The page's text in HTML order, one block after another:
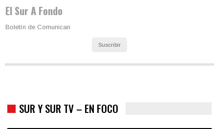
El Sur A Fondo
Boletín de Comunican
Suscribir
SUR Y SUR TV – EN FOCO